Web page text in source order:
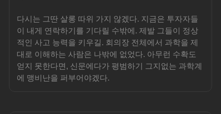
다시는 그딴 살롱 따위 가지 않겠다. 지금은 투자자들
이 내게 연락하기를 기다릴 수밖에. 제발 그들이 정상
적인 사고 능력을 키우길. 회의장 전체에서 과학을 제
대로 이해하는 사람은 나밖에 없었다. 아무런 수확도
얻지 못한다면, 신문에다가 평범하기 그지없는 과학계
에 맹비난을 퍼부어야겠다.